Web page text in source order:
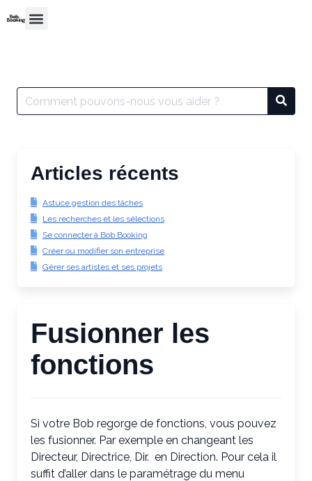
Articles récents
Astuce gestion des tâches
Les recherches et les sélections
Se connecter à Bob Booking
Créer ou modifier son entreprise
Gérer ses artistes et ses projets
Fusionner les
fonctions
Si votre Bob regorge de fonctions, vous pouvez
les fusionner. Par exemple en changeant les
Directeur, Directrice, Dir. en Direction. Pour cela il
suffit d’aller dans le paramétrage du menu